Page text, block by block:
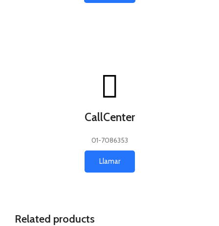
CallCenter
01-7086353
Llamar
Related products